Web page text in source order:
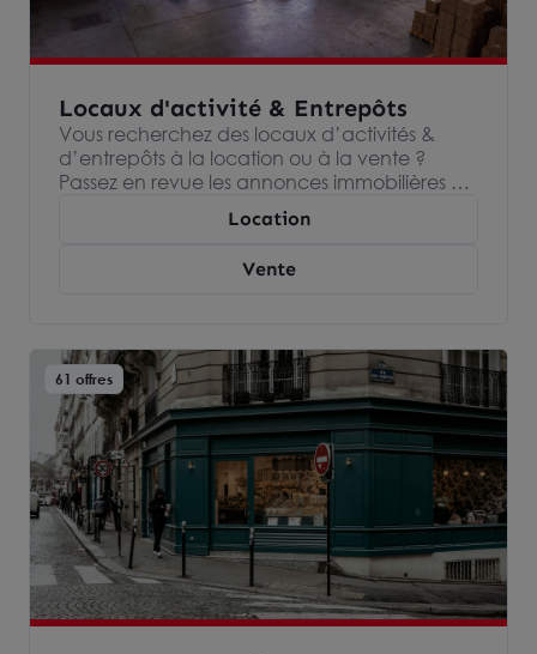
Locaux d'activité & Entrepôts
Vous recherchez des locaux d’activités &
d’entrepôts à la location ou à la vente ?
Passez en revue les annonces immobilières de
nos agences Arthur Loyd, spécialisées dans
l’immobilier d’entreprise et devenez
Location
Vente
61 offres